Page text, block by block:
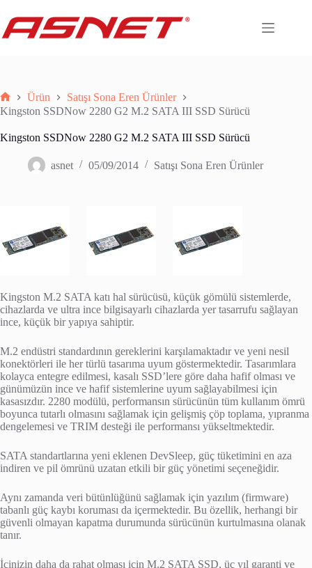
content
Anasayfa
Ürün
Satışı Sona Eren Ürünler
Kingston SSDNow 2280 G2 M.2 SATA III SSD Sürücü
Kingston SSDNow 2280 G2 M.2 SATA III SSD Sürücü
asnet 05/09/2014 Satışı Sona Eren Ürünler
Kingston M.2 SATA katı hal sürücüsü, küçük gömülü sistemlerde,
cihazlarda ve ultra ince bilgisayarlı cihazlarda yer tasarrufu sağlayan
ince, küçük bir yapıya sahiptir.
M.2 endüstri standardının gereklerini karşılamaktadır ve yeni nesil
konektörleri ile her türlü tasarıma uyum göstermektedir. Tasarımlara
kolayca entegre edilmesi, kasalı SSD’lere göre daha hafif olması ve
günümüzün ince ve hafif sistemlerine uyum sağlayabilmesi için
kasasızdır. 2280 modülü, performansın sürücünün tüm kullanım ömrü
boyunca tutarlı olmasını sağlamak için gelişmiş çöp toplama, yıpranma
dengelemesi ve TRIM desteği ile performansı yükseltmektedir.
SATA standartlarına yeni eklenen DevSleep, güç tüketimini en aza
indiren ve pil ömrünü uzatan etkili bir güç yönetimi seçeneğidir.
Aynı zamanda veri bütünlüğünü sağlamak için yazılım (firmware)
tabanlı güç kaybı koruması da içermektedir. Bu özellik, herhangi bir
güvenli olmayan kapatma durumunda sürücünün kurtulmasına olanak
tanır.
İçinizin daha da rahat olması için M.2 SATA SSD, üç yıl garanti ve